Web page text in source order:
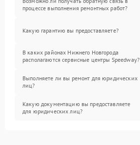
процессе выполнения ремонтных работ?
Какую гарантию вы предоставляете?
В каких районах Нижнего Новгорода
располагаются сервисные центры Speedway?
Выполняете ли вы ремонт для юридических
лиц?
Какую документацию вы предоставляете
для юридических лиц?